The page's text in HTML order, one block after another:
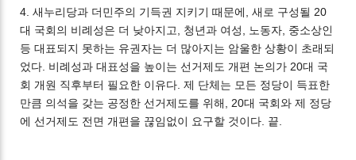
4. 새누리당과 더민주의 기득권 지키기 때문에, 새로 구성될 20
대 국회의 비례성은 더 낮아지고, 청년과 여성, 노동자, 중소상인
등 대표되지 못하는 유권자는 더 많아지는 암울한 상황이 초래되
었다. 비례성과 대표성을 높이는 선거제도 개편 논의가 20대 국
회 개원 직후부터 필요한 이유다. 제 단체는 모든 정당이 득표한
만큼 의석을 갖는 공정한 선거제도를 위해, 20대 국회와 제 정당
에 선거제도 전면 개편을 끊임없이 요구할 것이다. 끝.